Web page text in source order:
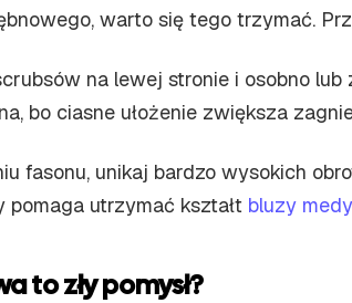
warto się tego trzymać.
na lewej stronie i osobno
bo ciasne ułożenie zwiększa
fasonu, unikaj bardzo wysokich
pomaga utrzymać kształt bluzy
to zły pomysł?